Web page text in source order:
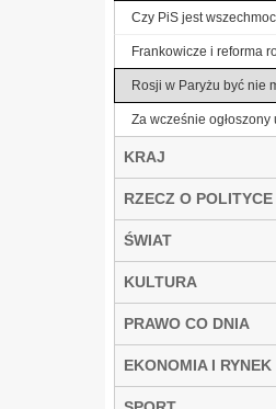
Czy PiS jest
Frankowicze i reforma
Rosji w Paryżu być nie
Za wcześnie ogłoszony
KRAJ
RZECZ O POLITYCE
ŚWIAT
KULTURA
PRAWO CO DNIA
EKONOMIA I RYNEK